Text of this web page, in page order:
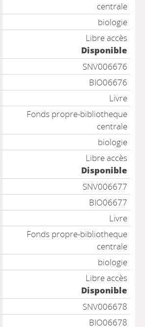
centrale
biologie
Libre accès
Disponible
SNV006676
BIO06676
Livre
Fonds propre-bibliotheque
centrale
biologie
Libre accès
Disponible
SNV006677
BIO06677
Livre
Fonds propre-bibliotheque
centrale
biologie
Libre accès
Disponible
SNV006678
BIO06678